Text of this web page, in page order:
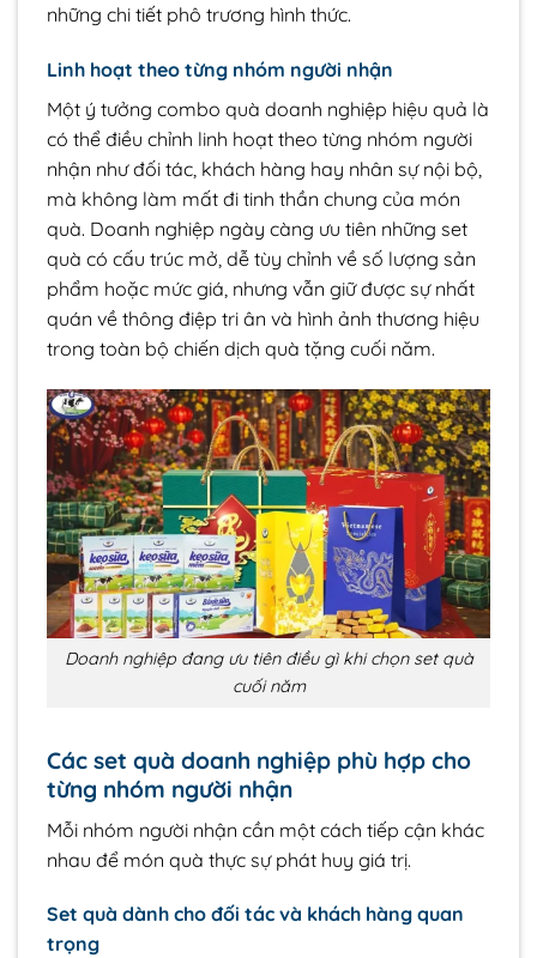
những chi tiết phô trương hình thức.
Linh hoạt theo từng nhóm người nhận
Một ý tưởng combo quà doanh nghiệp hiệu quả là
có thể điều chỉnh linh hoạt theo từng nhóm người
nhận như đối tác, khách hàng hay nhân sự nội bộ,
mà không làm mất đi tinh thần chung của món
quà. Doanh nghiệp ngày càng ưu tiên những set
quà có cấu trúc mở, dễ tùy chỉnh về số lượng sản
phẩm hoặc mức giá, nhưng vẫn giữ được sự nhất
quán về thông điệp tri ân và hình ảnh thương hiệu
trong toàn bộ chiến dịch quà tặng cuối năm.
Doanh nghiệp đang ưu tiên điều gì khi chọn set quà
cuối năm
Các set quà doanh nghiệp phù hợp cho
từng nhóm người nhận
Mỗi nhóm người nhận cần một cách tiếp cận khác
nhau để món quà thực sự phát huy giá trị.
Set quà dành cho đối tác và khách hàng quan
trọng